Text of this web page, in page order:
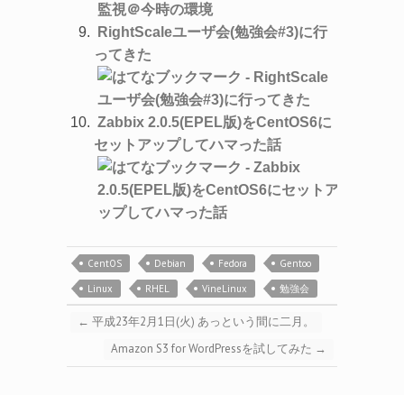
RightScaleユーザ会(勉強会#3)に行
ってきた
Zabbix 2.0.5(EPEL版)をCentOS6に
セットアップしてハマった話
CentOS Debian Fedora
Gentoo
Linux
RHEL VineLinux 勉強会
← 平成23年2月1日(火) あっという間に二月。
Amazon S3 for WordPressを試してみた →